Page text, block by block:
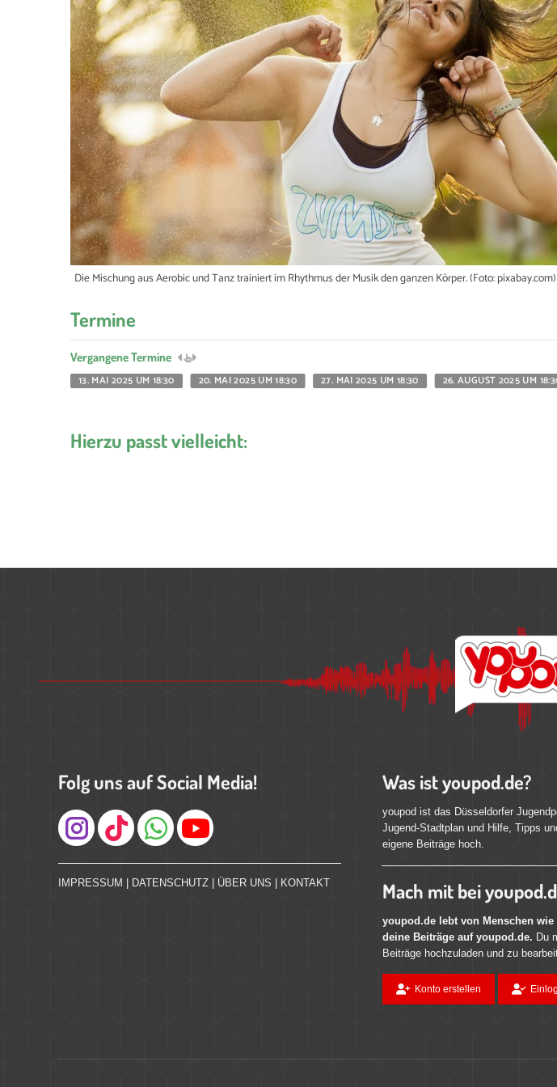
Die Mischung aus Aerobic und Tanz trainiert im Rhythmus der Musik den ganzen Körper. (Foto: pixabay.com)
Termine
Vergangene Termine
13. MAI 2025 UM 18:30
20. MAI 2025 UM 18:30 27. MAI 2025 UM 18:30 26. AUGUST 2025 UM
Hierzu passt vielleicht:
Folg uns auf Social Media!
Instagram
IMPRESSUM DATENSCHUTZ ÜBER UNS KONTAKT
Was ist youpod.de?
youpod ist das Düsseldorfer
Jugend-Stadtplan und Hilfe, Tipps
eigene Beiträge hoch.
Mach mit bei
youpod.de lebt von Menschen
deine Beiträge auf youpod.de. Du
Beiträge hochzuladen und zu
Konto erstellen